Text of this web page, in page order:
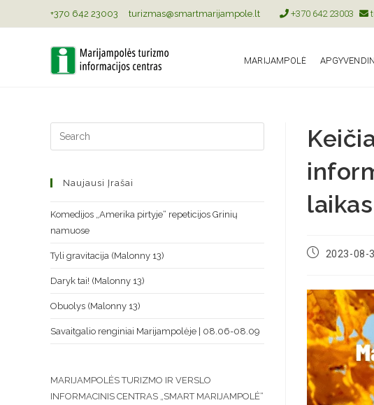
+370 642 23003 turizmas@smartmarijampole.lt +370 642 23003
MARIJAMPOLĖ
2023-08-
Naujausi Įrašai
Komedijos „Amerika pirtyje“ repeticijos Grinių
namuose
Tyli gravitacija (Malonny 13)
Daryk tai! (Malonny 13)
Obuolys (Malonny 13)
Savaitgalio renginiai Marijampolėje | 08.06-08.09
MARIJAMPOLĖS TURIZMO IR VERSLO
INFORMACINIS CENTRAS „SMART MARIJAMPOLĖ“